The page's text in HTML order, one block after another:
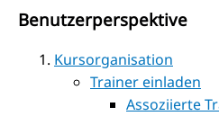
Benutzerperspektive
Kursorganisation
Trainer einladen
Assoziierte